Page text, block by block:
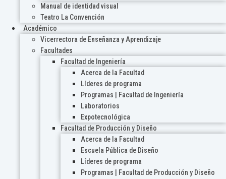
Manual de identidad visual
Teatro La Convención
Académico
Vicerrectora de Enseñanza y Aprendizaje
Facultades
Facultad de Ingeniería
Acerca de la Facultad
Líderes de programa
Programas | Facultad de Ingeniería
Laboratorios
Expotecnológica
Facultad de Producción y Diseño
Acerca de la Facultad
Escuela Pública de Diseño
Líderes de programa
Programas | Facultad de Producción y Diseño